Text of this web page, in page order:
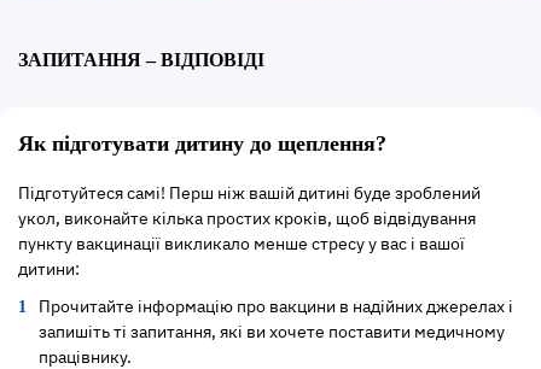
ЗАПИТАННЯ – ВІДПОВІДІ
Як підготувати дитину до щеплення?
Підготуйтеся самі! Перш ніж вашій дитині буде зроблений
укол, виконайте кілька простих кроків, щоб відвідування
пункту вакцинації викликало менше стресу у вас і вашої
дитини:
Прочитайте інформацію про вакцини в надійних джерелах і
запишіть ті запитання, які ви хочете поставити медичному
працівнику.